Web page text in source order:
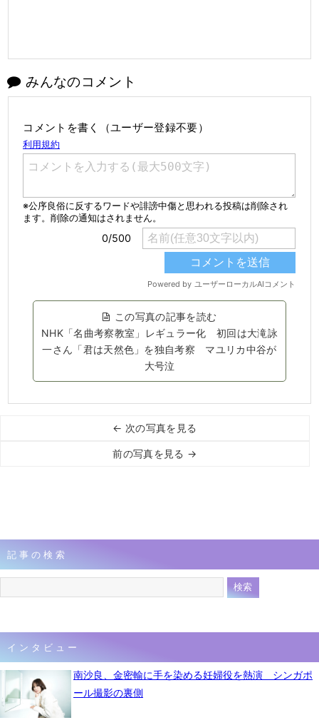
みんなのコメント
コメントを書く（ユーザー登録不要）
この写真の記事を読む
NHK「名曲考察教室」レギュラー化 初回は大滝詠
一さん「君は天然色」を独自考察 マユリカ中谷が
大号泣
← 次の写真を見る
前の写真を見る →
記事の検索
インタビュー
南沙良、金密輸に手を染める妊婦役を熱演 シンガポ
ール撮影の裏側